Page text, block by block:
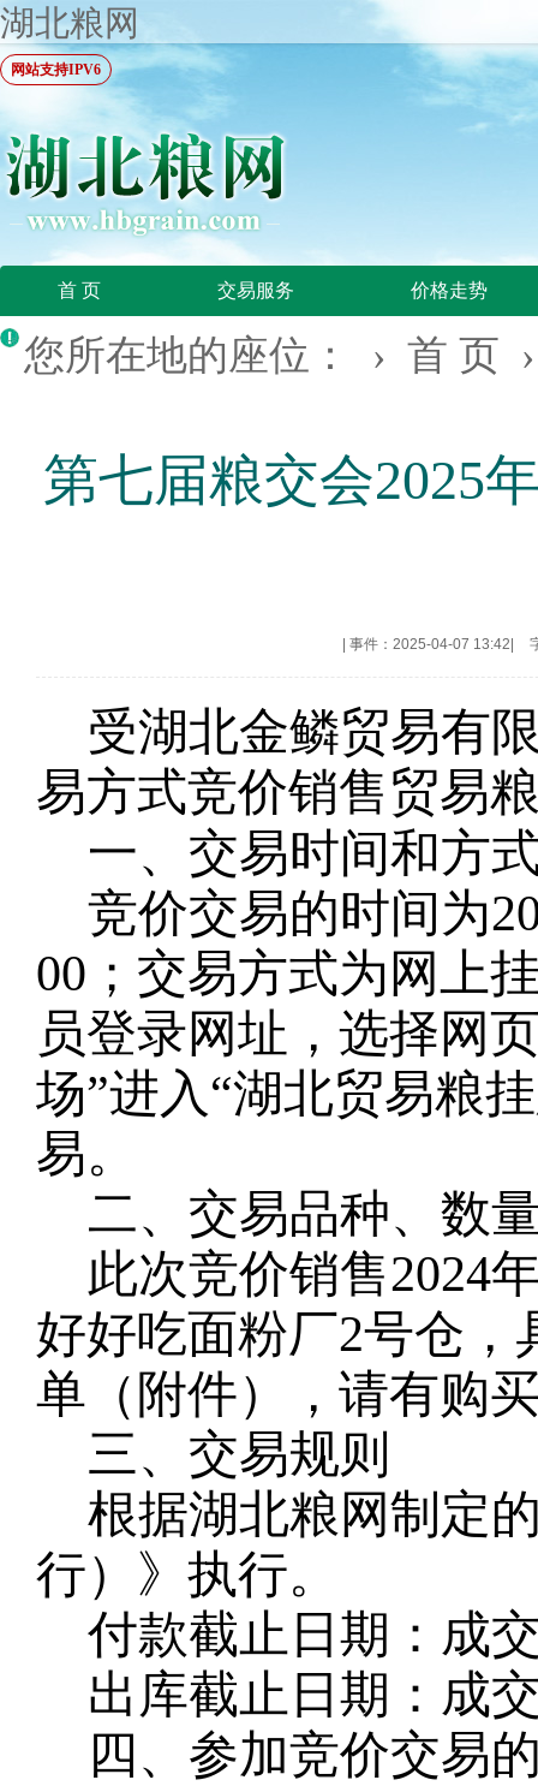
湖北粮网
网站支持IPV6
首 页 交易服务 价格走势
您所在地的座位： › 首 页
第七届粮交会2025
事件：2025-04-07 13:42
受湖北金鳞贸易有
易方式竞价销售贸易
一、交易时间和方
竞价交易的时间为
00；交易方式为网上
员登录网址 ，选择网
场”进入“湖北贸易粮
易。
二、交易品种、数
此次竞价销售2024
好好吃面粉厂2号仓
单（附件），请有购
三、交易规则
根据湖北粮网制定
行）》执行。
付款截止日期：成
出库截止日期：成
四、参加竞价交易